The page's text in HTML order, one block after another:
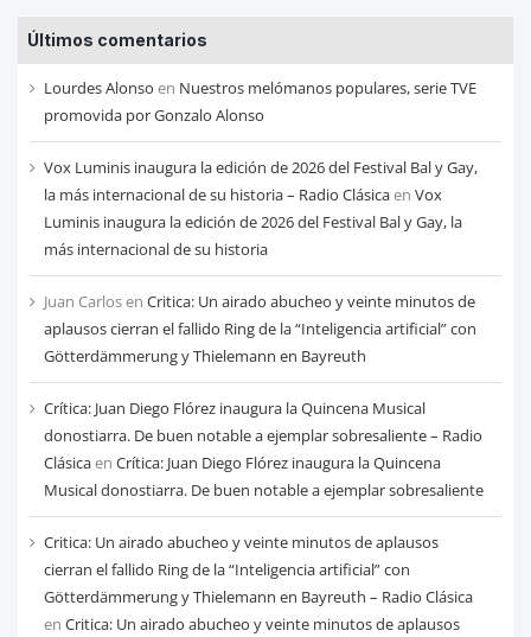
entradas
de
cada
mes
Últimos comentarios
Lourdes Alonso en Nuestros melómanos populares, serie TVE
promovida por Gonzalo Alonso
Vox Luminis inaugura la edición de 2026 del Festival Bal y Gay,
la más internacional de su historia – Radio Clásicaen Vox
Luminis inaugura la edición de 2026 del Festival Bal y Gay, la
más internacional de su historia
Juan Carlosen Critica: Un airado abucheo y veinte minutos de
aplausos cierran el fallido Ring de la “Inteligencia artificial” con
Götterdämmerung y Thielemann en Bayreuth
Crítica: Juan Diego Flórez inaugura la Quincena Musical
donostiarra. De buen notable a ejemplar sobresaliente – Radio
Clásicaen Crítica: Juan Diego Flórez inaugura la Quincena
Musical donostiarra. De buen notable a ejemplar sobresaliente
Critica: Un airado abucheo y veinte minutos de aplausos
cierran el fallido Ring de la “Inteligencia artificial” con
Götterdämmerung y Thielemann en Bayreuth – Radio Clásica
en Critica: Un airado abucheo y veinte minutos de aplausos